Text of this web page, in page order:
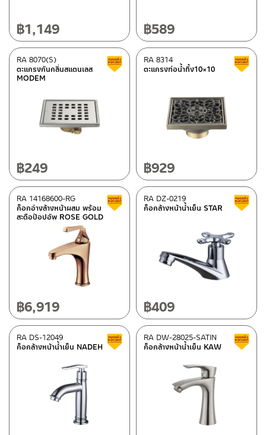
สแตนเลส เกรด 304
ซิงค์(2)
glass
rubber
brass/rubber(1)
Please look up from the details section(150)
Synthetic polymer(PET)
Mirror
PVC(12)
Coated ceramic (143)
Ply wood/Melamine veneer
Acrylic/Fiber glass
Plastic ABS (45)
Aluminium
Stainless steel(260)
Brass(115)
เงินด้าน
SILVER MATT
฿1,149 ฿589
ตะแกรงกันกลิ่นสแตนเลส
MODEM
RA 8070(S) Clearance sale
฿249
ตะแกรงท่อน้ำทิ้ง10×10
RA 8314
฿929
ก็อกอ่างล้างหน้าผสม พร้อม
สะดือป๊อปอัพ ROSE GOLD
RA 14168600-RG Clearance sale
฿6,919
ก็อกล้างหน้าน้ำเย็น STAR
RA DZ-0219
฿409
ก็อกล้างหน้าน้ำเย็น NADEH
RA DS-12049 Clearance sale
ก็อกล้างหน้าน้ำเย็น KAW
RA DW-28025-SATIN